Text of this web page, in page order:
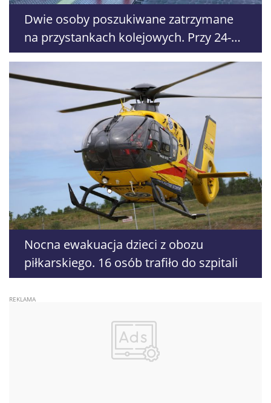
Dwie osoby poszukiwane zatrzymane
na przystankach kolejowych. Przy 24-
latku znaleziono środki odurzające
Nocna ewakuacja dzieci z obozu
piłkarskiego. 16 osób trafiło do szpitali